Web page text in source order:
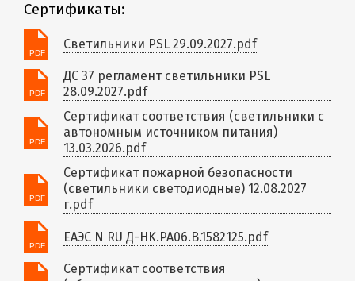
Сертификаты:
Светильники PSL 29.09.2027.pdf
ДС 37 регламент светильники PSL
28.09.2027.pdf
Сертификат соответствия (светильники с
автономным источником питания)
13.03.2026.pdf
Сертификат пожарной безопасности
(светильники светодиодные) 12.08.2027
г.pdf
ЕАЭС N RU Д-HK.РА06.В.1582125.pdf
Сертификат соответствия